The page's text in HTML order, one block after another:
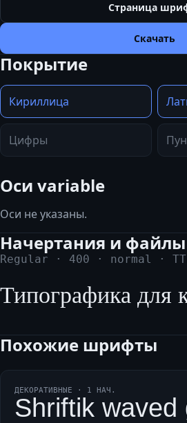
Страница
Скачать
Покрытие
Кириллица
Цифры
Оси variable
Оси не указаны.
Начертания и файлы
Regular · 400 · normal ·
Типографика для
Похожие шрифты
ДЕКОРАТИВНЫЕ · 1 НАЧ.
Shriftik